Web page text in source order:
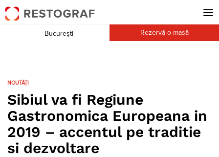
București Rezervă o masă
NOUTĂȚI
Sibiul va fi Regiune
Gastronomica Europeana in
2019 – accentul pe traditie
si dezvoltare